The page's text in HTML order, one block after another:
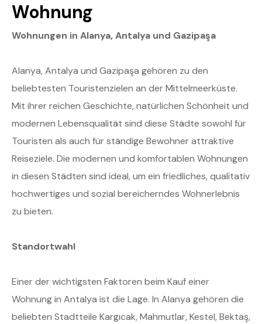
Wohnung
Wohnungen in Alanya, Antalya und Gazipaşa
Alanya, Antalya und Gazipaşa gehören zu den
beliebtesten Touristenzielen an der Mittelmeerküste.
Mit ihrer reichen Geschichte, natürlichen Schönheit und
modernen Lebensqualität sind diese Städte sowohl für
Touristen als auch für ständige Bewohner attraktive
Reiseziele. Die modernen und komfortablen Wohnungen
in diesen Städten sind ideal, um ein friedliches, qualitativ
hochwertiges und sozial bereicherndes Wohnerlebnis
zu bieten.
Standortwahl
Einer der wichtigsten Faktoren beim Kauf einer
Wohnung in Antalya ist die Lage. In Alanya gehören die
beliebten Stadtteile Kargıcak, Mahmutlar, Kestel, Bektaş,